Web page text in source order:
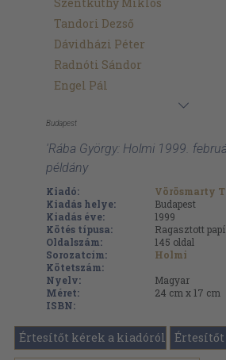
Tandori Dezső
Dávidházi Péter
Radnóti Sándor
Engel Pál
Budapest
'Rába György: Holmi 1999.
példány
Kiadó:
Vörösmarty
Kiadás helye:
Budapest
Kiadás éve:
1999
Kötés típusa:
Ragasztott
Oldalszám:
145 oldal
Sorozatcím:
Holmi
Kötetszám:
Nyelv:
Magyar
Méret:
24 cm x 17 cm
ISBN:
Értesítőt kérek a kiadóról Értesítőt